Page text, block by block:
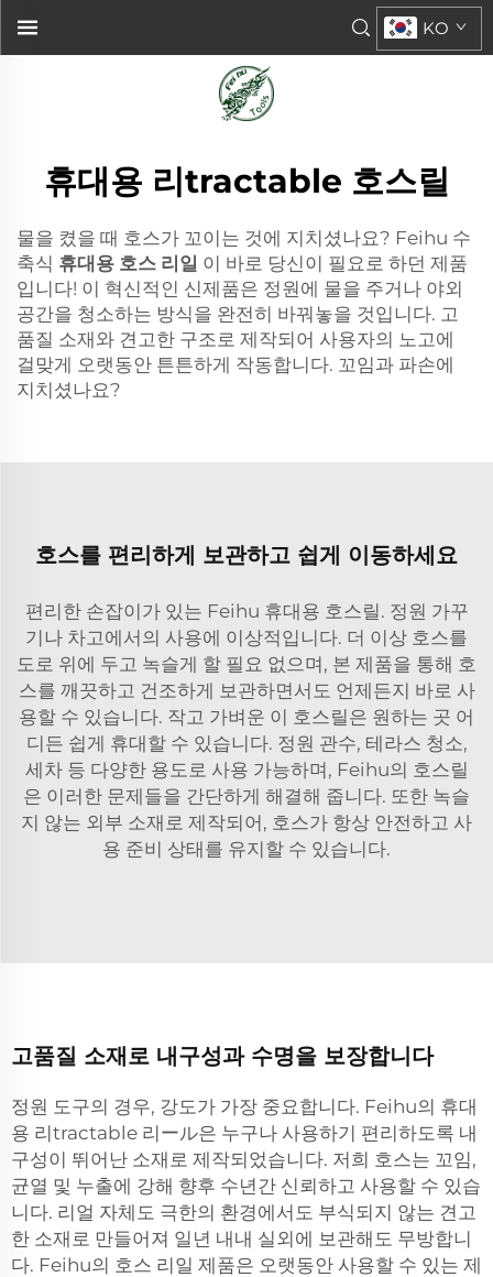
KO
휴대용 리tractable 호스릴
물을 켰을 때 호스가 꼬이는 것에 지치셨나요? Feihu 수
축식 휴대용 호스 리일 이 바로 당신이 필요로 하던 제품
입니다! 이 혁신적인 신제품은 정원에 물을 주거나 야외
공간을 청소하는 방식을 완전히 바꿔놓을 것입니다. 고
품질 소재와 견고한 구조로 제작되어 사용자의 노고에
걸맞게 오랫동안 튼튼하게 작동합니다. 꼬임과 파손에
지치셨나요?
호스를 편리하게 보관하고 쉽게 이동하세요
편리한 손잡이가 있는 Feihu 휴대용 호스릴. 정원 가꾸
기나 차고에서의 사용에 이상적입니다. 더 이상 호스를
도로 위에 두고 녹슬게 할 필요 없으며, 본 제품을 통해 호
스를 깨끗하고 건조하게 보관하면서도 언제든지 바로 사
용할 수 있습니다. 작고 가벼운 이 호스릴은 원하는 곳 어
디든 쉽게 휴대할 수 있습니다. 정원 관수, 테라스 청소,
세차 등 다양한 용도로 사용 가능하며, Feihu의 호스릴
은 이러한 문제들을 간단하게 해결해 줍니다. 또한 녹슬
지 않는 외부 소재로 제작되어, 호스가 항상 안전하고 사
용 준비 상태를 유지할 수 있습니다.
고품질 소재로 내구성과 수명을 보장합니다
정원 도구의 경우, 강도가 가장 중요합니다. Feihu의 휴대
용 리tractable 리ール은 누구나 사용하기 편리하도록 내
구성이 뛰어난 소재로 제작되었습니다. 저희 호스는 꼬임,
균열 및 누출에 강해 향후 수년간 신뢰하고 사용할 수 있습
니다. 리얼 자체도 극한의 환경에서도 부식되지 않는 견고
한 소재로 만들어져 일년 내내 실외에 보관해도 무방합니
다. Feihu의 호스 리일 제품은 오랫동안 사용할 수 있는 제